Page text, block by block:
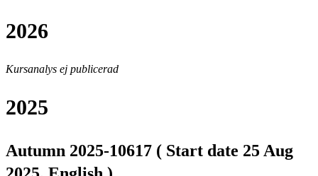
2026
Kursanalys ej publicerad
2025
Autumn 2025-10617 ( Start date 25 Aug